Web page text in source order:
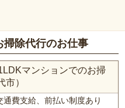
掃除代行のお仕事
マンションでのお掃
）
通費支給、前払い制度あり